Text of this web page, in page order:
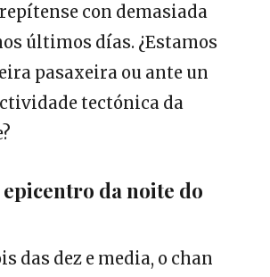
con demasiada
últimos días. ¿Estamos
pasaxeira ou ante un
tectónica da
epicentro da noite do
das dez e media, o chan